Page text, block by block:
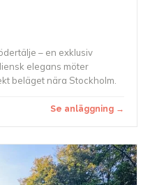
– en exklusiv
elegans möter
beläget nära Stockholm.
Se anläggning →